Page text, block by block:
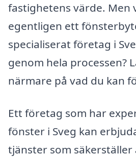
fastighetens värde. Men
egentligen ett
specialiserat företag i
genom hela processen?
närmare på vad du kan
Ett företag som har
fönster i Sveg kan
tjänster som säkerställer